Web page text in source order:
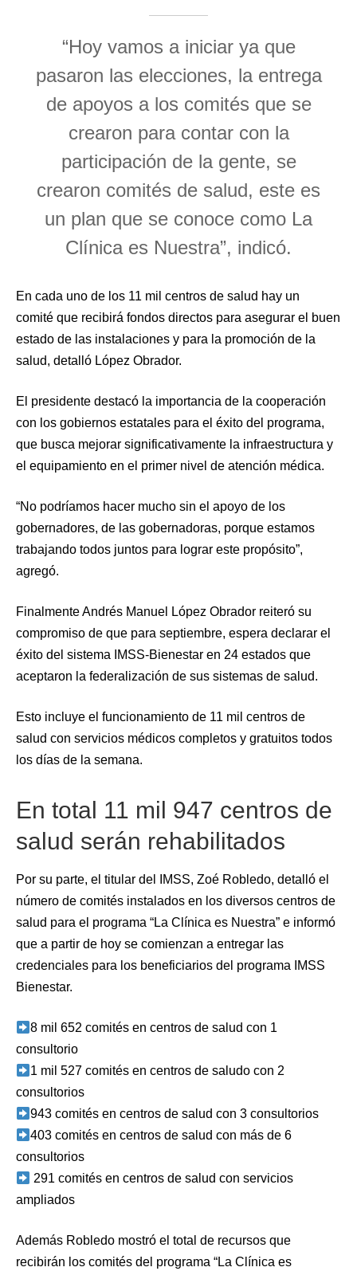
“Hoy vamos a iniciar ya que
pasaron las elecciones, la entrega
de apoyos a los comités que se
crearon para contar con la
participación de la gente, se
crearon comités de salud, este es
un plan que se conoce como La
Clínica es Nuestra”, indicó.
En cada uno de los 11 mil centros de salud hay un
comité que recibirá fondos directos para asegurar el buen
estado de las instalaciones y para la promoción de la
salud, detalló López Obrador.
El presidente destacó la importancia de la cooperación
con los gobiernos estatales para el éxito del programa,
que busca mejorar significativamente la infraestructura y
el equipamiento en el primer nivel de atención médica.
“No podríamos hacer mucho sin el apoyo de los
gobernadores, de las gobernadoras, porque estamos
trabajando todos juntos para lograr este propósito”,
agregó.
Finalmente Andrés Manuel López Obrador reiteró su
compromiso de que para septiembre, espera declarar el
éxito del sistema IMSS-Bienestar en 24 estados que
aceptaron la federalización de sus sistemas de salud.
Esto incluye el funcionamiento de 11 mil centros de
salud con servicios médicos completos y gratuitos todos
los días de la semana.
En total 11 mil 947 centros de
salud serán rehabilitados
Por su parte, el titular del IMSS, Zoé Robledo, detalló el
número de comités instalados en los diversos centros de
salud para el programa “La Clínica es Nuestra” e informó
que a partir de hoy se comienzan a entregar las
credenciales para los beneficiarios del programa IMSS
Bienestar.
8 mil 652 comités en centros de salud con 1
consultorio
1 mil 527 comités en centros de saludo con 2
consultorios
943 comités en centros de salud con 3 consultorios
403 comités en centros de salud con más de 6
consultorios
291 comités en centros de salud con servicios
ampliados
Además Robledo mostró el total de recursos que
recibirán los comités del programa “La Clínica es